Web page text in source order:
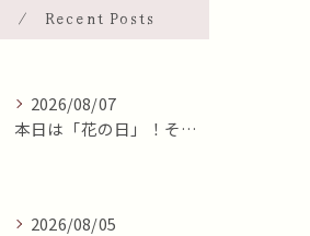
Recent Posts
2026/08/07
本日は「花の日」！そんな日に、焼肉 牛炭の桜ユッケで華やかに...
2026/08/05